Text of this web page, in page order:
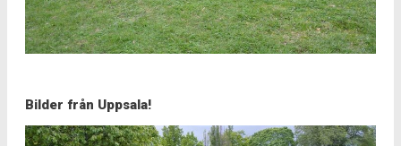
Bilder från Uppsala!